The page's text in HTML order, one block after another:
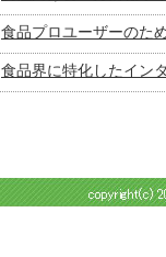
食品プロユーザーのた
食品界に特化したイン